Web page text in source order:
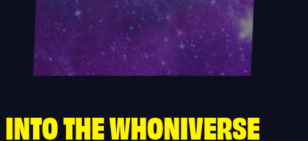
INTO THE WHONIVERSE